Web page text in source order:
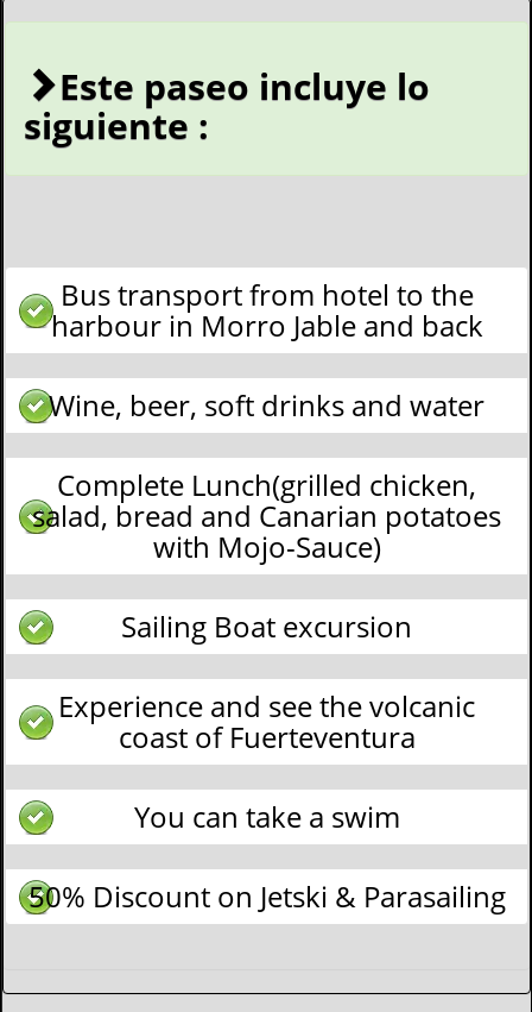
Este paseo incluye lo
siguiente :
Bus transport from hotel to the
harbour in Morro Jable and back
Wine, beer, soft drinks and water
Complete Lunch(grilled chicken,
salad, bread and Canarian potatoes
with Mojo-Sauce)
Sailing Boat excursion
Experience and see the volcanic
coast of Fuerteventura
You can take a swim
50% Discount on Jetski & Parasailing